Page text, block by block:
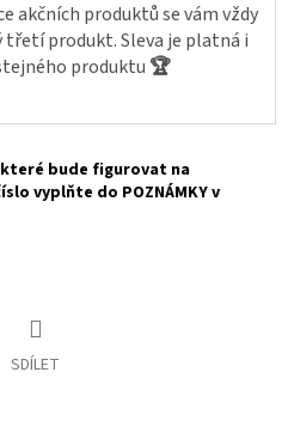
akčních produktů se vám vždy
třetí produkt. Sleva je platná i
produktu 🏆
které bude figurovat na
vyplňte do POZNÁMKY v
SDÍLET